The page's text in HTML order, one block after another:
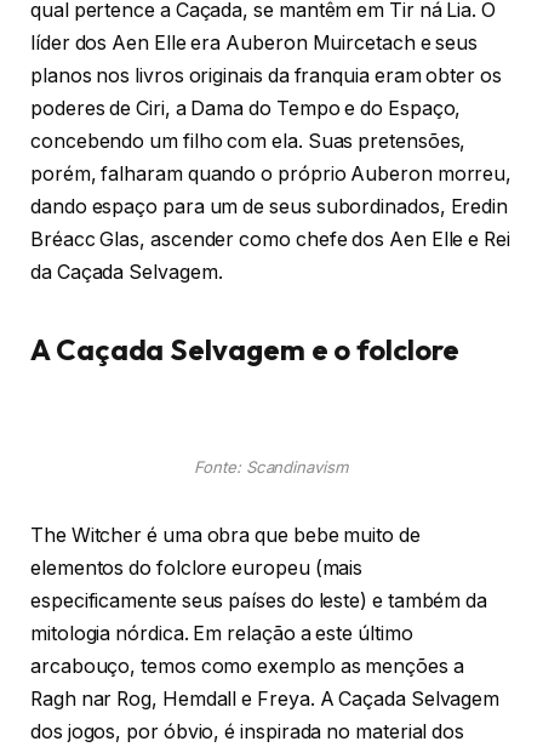
qual pertence a Caçada, se mantêm em Tir ná Lia. O
líder dos Aen Elle era Auberon Muircetach e seus
planos nos livros originais da franquia eram obter os
poderes de Ciri, a Dama do Tempo e do Espaço,
concebendo um filho com ela. Suas pretensões,
porém, falharam quando o próprio Auberon morreu,
dando espaço para um de seus subordinados, Eredin
Bréacc Glas, ascender como chefe dos Aen Elle e Rei
da Caçada Selvagem.
A Caçada Selvagem e o folclore
Fonte: Scandinavism
The Witcher é uma obra que bebe muito de
elementos do folclore europeu (mais
especificamente seus países do leste) e também da
mitologia nórdica. Em relação a este último
arcabouço, temos como exemplo as menções a
Ragh nar Rog, Hemdall e Freya. A Caçada Selvagem
dos jogos, por óbvio, é inspirada no material dos